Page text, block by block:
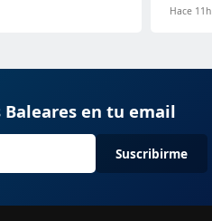
Hace 11h
Baleares en tu email
Suscribirme